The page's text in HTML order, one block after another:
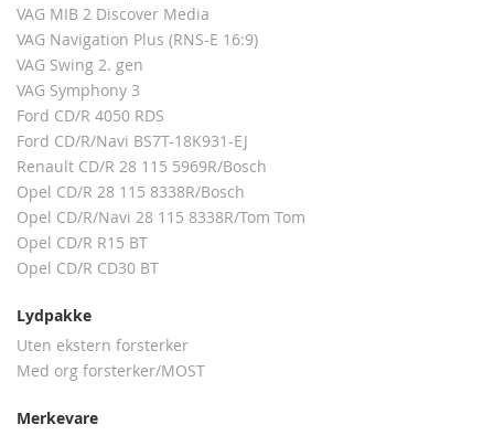
VAG MIB 2 Discover Media
VAG Navigation Plus (RNS-E 16:9)
VAG Swing 2. gen
VAG Symphony 3
Ford CD/R 4050 RDS
Ford CD/R/Navi BS7T-18K931-EJ
Renault CD/R 28 115 5969R/Bosch
Opel CD/R 28 115 8338R/Bosch
Opel CD/R/Navi 28 115 8338R/Tom Tom
Opel CD/R R15 BT
Opel CD/R CD30 BT
Lydpakke
Uten ekstern forsterker
Med org forsterker/MOST
Merkevare